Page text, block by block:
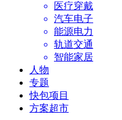
医疗穿戴
汽车电子
能源电力
轨道交通
智能家居
人物
专题
快包项目
方案超市